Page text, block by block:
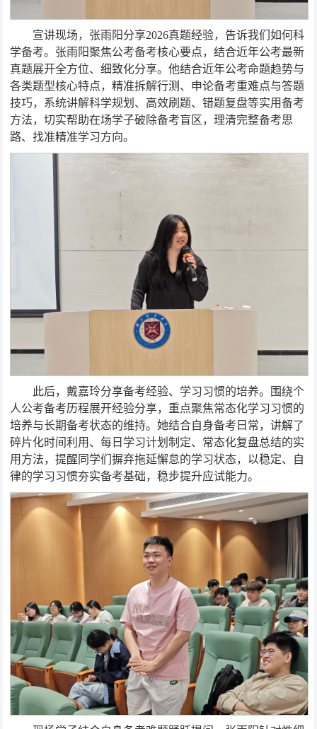
宣讲现场，张雨阳分享2026真题经验，告诉我们如何科
学备考。张雨阳聚焦公考备考核心要点，结合近年公考最新
真题展开全方位、细致化分享。他结合近年公考命题趋势与
各类题型核心特点，精准拆解行测、申论备考重难点与答题
技巧，系统讲解科学规划、高效刷题、错题复盘等实用备考
方法，切实帮助在场学子破除备考盲区，理清完整备考思
路、找准精准学习方向。
此后，戴嘉玲分享备考经验、学习习惯的培养。围绕个
人公考备考历程展开经验分享，重点聚焦常态化学习习惯的
培养与长期备考状态的维持。她结合自身备考日常，讲解了
碎片化时间利用、每日学习计划制定、常态化复盘总结的实
用方法，提醒同学们摒弃拖延懈怠的学习状态，以稳定、自
律的学习习惯夯实备考基础，稳步提升应试能力。